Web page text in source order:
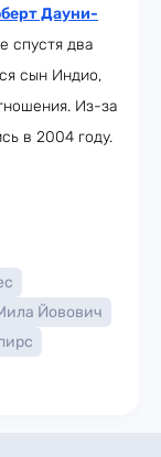
Дауни-
спустя два
сын Индио,
Из-за
в 2004 году.
Йовович